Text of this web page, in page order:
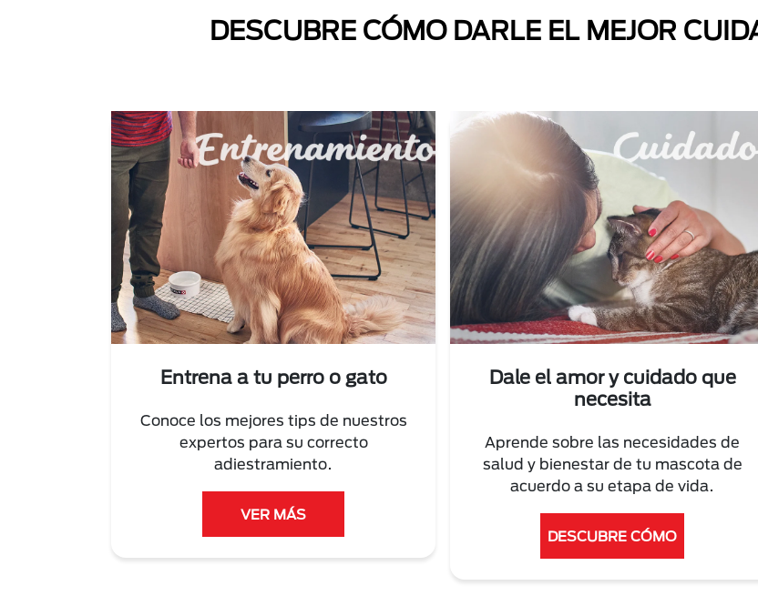
DESCUBRE CÓMO DARLE EL MEJOR
Entrena a tu perro o gato
Conoce los mejores tips de nuestros
expertos para su correcto
adiestramiento.
VER MÁS
Dale el amor y cuidado que
necesita
Aprende sobre las necesidades de
salud y bienestar de tu mascota de
acuerdo a su etapa de vida.
DESCUBRE CÓMO